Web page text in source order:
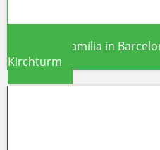
Sagrada Familia in
Kirchturm